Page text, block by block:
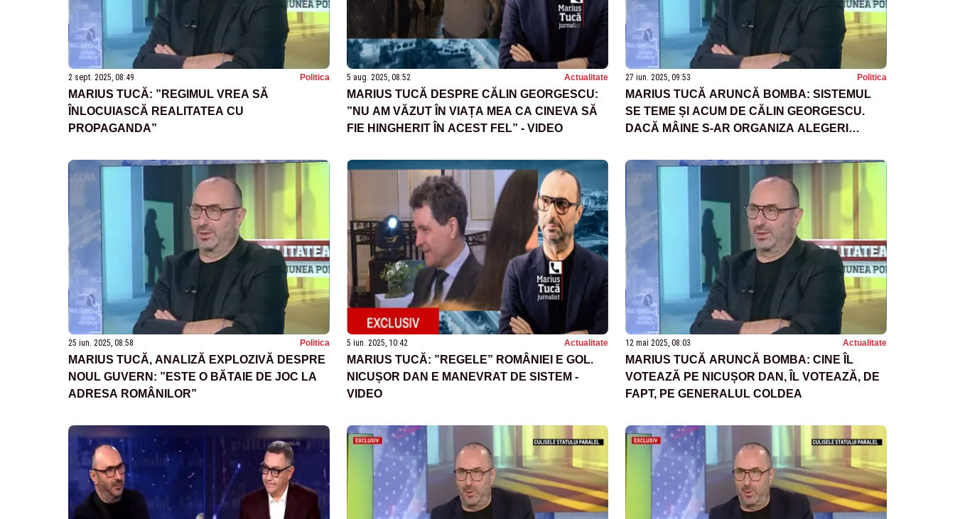
2 sept. 2025, 08:49 Politica
MARIUS TUCĂ: ”REGIMUL VREA SĂ
ÎNLOCUIASCĂ REALITATEA CU
PROPAGANDA”
5 aug. 2025, 08:52 Actualitate
MARIUS TUCĂ DESPRE CĂLIN GEORGESCU:
”NU AM VĂZUT ÎN VIAȚA MEA CA CINEVA SĂ
FIE HINGHERIT ÎN ACEST FEL” - VIDEO
27 iun. 2025, 09:53 Politica
MARIUS TUCĂ ARUNCĂ BOMBA: SISTEMUL
SE TEME ȘI ACUM DE CĂLIN GEORGESCU.
DACĂ MÂINE S-AR ORGANIZA ALEGERI
25 iun. 2025, 08:58 Politica
MARIUS TUCĂ, ANALIZĂ EXPLOZIVĂ DESPRE
NOUL GUVERN: ”ESTE O BĂTAIE DE JOC LA
ADRESA ROMÂNILOR”
5 iun. 2025, 10:42 Actualitate
MARIUS TUCĂ: ”REGELE” ROMÂNIEI E GOL.
NICUȘOR DAN E MANEVRAT DE SISTEM -
VIDEO
12 mai 2025, 08:03 Actualitate
MARIUS TUCĂ ARUNCĂ BOMBA: CINE ÎL
VOTEAZĂ PE NICUȘOR DAN, ÎL VOTEAZĂ, DE
FAPT, PE GENERALUL COLDEA